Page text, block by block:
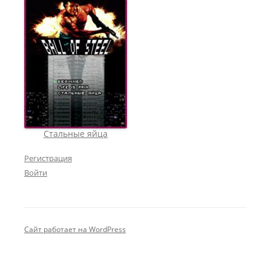
Стальные яйца
Регистрация
Войти
Сайт работает на WordPress